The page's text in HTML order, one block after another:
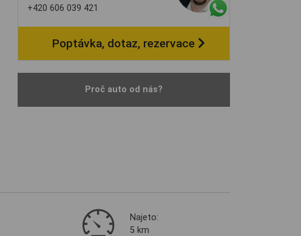
+420 606 039 421
Poptávka, dotaz, rezervace
Proč auto od nás?
Najeto:
5 km